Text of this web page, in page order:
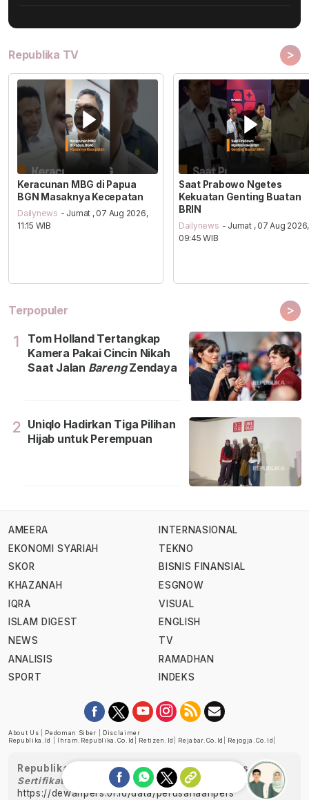
Republika TV >
Keracunan MBG di Papua
BGN Masaknya Kecepatan
Dailynews - Jumat , 07 Aug 2026,
11:15 WIB
Saat Prabowo Ngetes
Kekuatan Genting Buatan
BRIN
Dailynews - Jumat , 07 Aug 2026,
09:45 WIB
Terpopuler >
1
Tom Holland Tertangkap
Kamera Pakai Cincin Nikah
Saat Jalan BarengZendaya
2 Uniqlo Hadirkan Tiga Pilihan
Hijab untuk Perempuan
AMEERA
EKONOMI SYARIAH
SKOR
KHAZANAH
IQRA
ISLAM DIGEST
NEWS
ANALISIS
SPORT
INTERNASIONAL
TEKNO
BISNIS FINANSIAL
ESGNOW
VISUAL
ENGLISH
TV
RAMADHAN
INDEKS
About Us Pedoman Siber
Disclaimer
Republika.id
Ihram.republika.co.id Retizen.id Rejabar.co.id Rejogja.co.id
Republika telah diverifikasi oleh Dewan Pers
Sertifikat Nomor 1058/DP-Verifikasi/K/XII/2022
https://dewanpers.or.id/data/perusahaanpers